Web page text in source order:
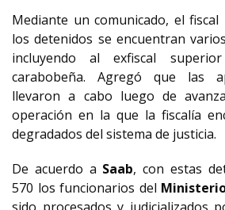
Mediante un comunicado, el
los detenidos se encuentran
incluyendo al exfiscal
carabobeña. Agregó que las
llevaron a cabo luego de
operación en la que la fiscalía
degradados del sistema de justicia.
De acuerdo a Saab, con estas
570 los funcionarios del